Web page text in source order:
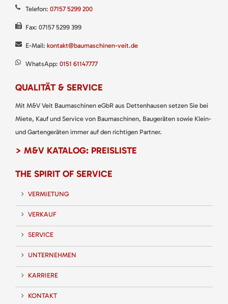
Telefon: 07157 5299 200
Fax: 07157 5299 399
E-Mail: kontakt@baumaschinen-veit.de
WhatsApp: 0151 61147777
QUALITÄT & SERVICE
Mit M&V Veit Baumaschinen eGbR aus Dettenhausen setzen Sie bei
Miete, Kauf und Service von Baumaschinen, Baugeräten sowie Klein-
und Gartengeräten immer auf den richtigen Partner.
> M&V KATALOG: PREISLISTE
THE SPIRIT OF SERVICE
VERMIETUNG
VERKAUF
SERVICE
UNTERNEHMEN
KARRIERE
KONTAKT